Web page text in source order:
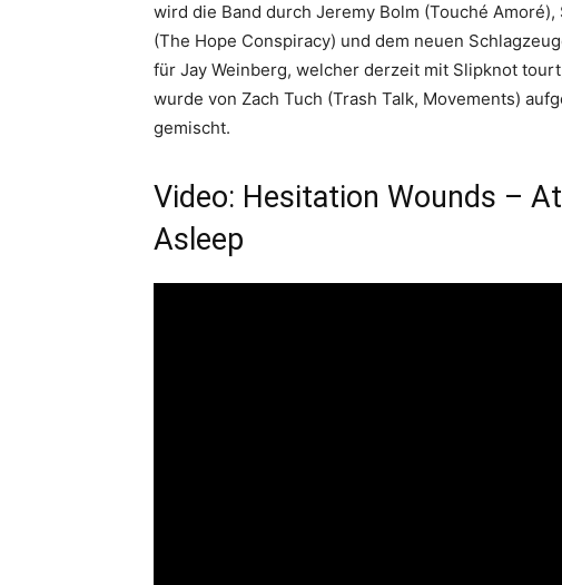
wird die Band durch Jeremy Bolm (Touché
(The Hope Conspiracy) und dem neuen
für Jay Weinberg, welcher derzeit mit Slipknot
wurde von Zach Tuch (Trash Talk, Movements)
gemischt.
Video: Hesitation Wounds –
Asleep